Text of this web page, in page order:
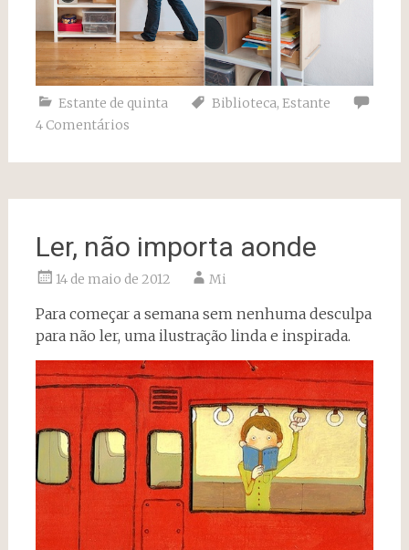
Estante de quinta Biblioteca, Estante
4 Comentários
Ler, não importa aonde
14 de maio de 2012 Mi
Para começar a semana sem nenhuma desculpa
para não ler, uma ilustração linda e inspirada.